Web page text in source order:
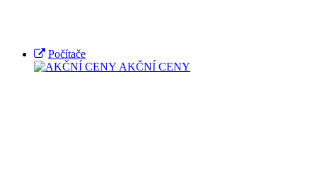
Počítače
AKČNÍ CENY